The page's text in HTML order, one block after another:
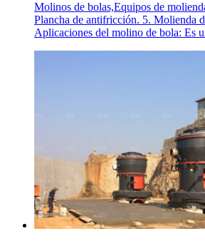
Molinos de bolas,Equipos de
Plancha de antifricción. 5. Molienda
Aplicaciones del molino de bola: Es